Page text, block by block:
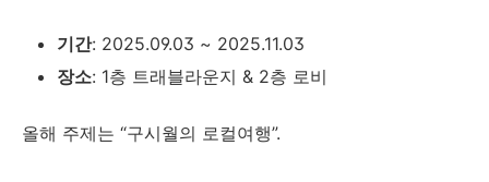
기간: 2025.09.03 ~ 2025.11.03
장소: 1층 트래블라운지 & 2층 로비
올해 주제는 “구시월의 로컬여행”.